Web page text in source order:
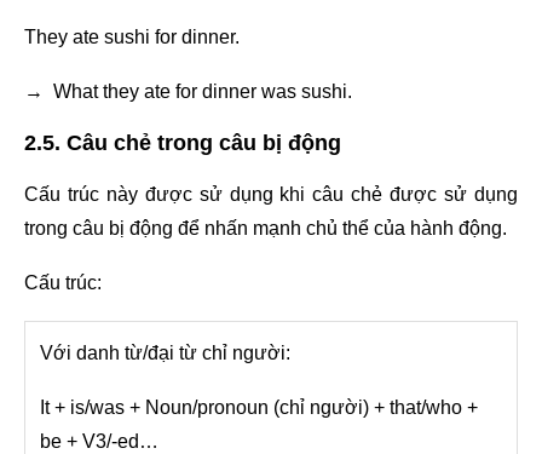
They ate sushi for dinner.
→ What they ate for dinner was sushi.
2.5. Câu chẻ trong câu bị động
Cấu trúc này được sử dụng khi câu chẻ được sử dụng
trong câu bị động để nhấn mạnh chủ thể của hành động.
Cấu trúc:
Với danh từ/đại từ chỉ người:
It + is/was + Noun/pronoun (chỉ người) + that/who +
be + V3/-ed…